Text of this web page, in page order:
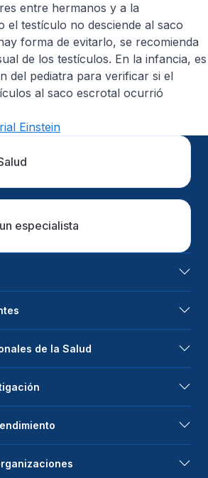
entre hermanos y a la
el testículo no desciende al saco
forma de evitarlo, se recomienda
de los testículos. En la infancia, es
del pediatra para verificar si el
al saco escrotal ocurrió
Einstein
especialista
de la Salud